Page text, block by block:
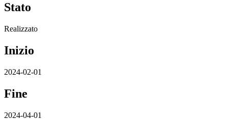
Stato
Realizzato
Inizio
2024-02-01
Fine
2024-04-01